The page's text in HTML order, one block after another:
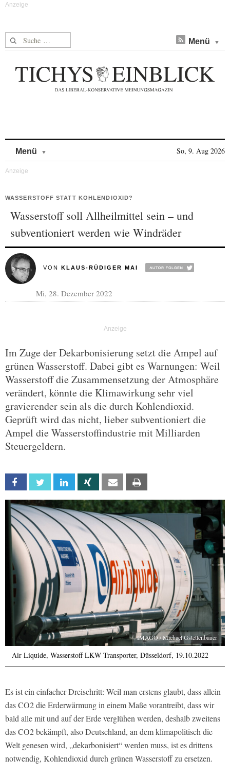
Suche nach: Menü
Menü So, 9. Aug 2026
WASSERSTOFF STATT KOHLENDIOXID?
Wasserstoff soll Allheilmittel sein – und
subventioniert werden wie Windräder
VON KLAUS-RÜDIGER MAI
Mi, 28. Dezember 2022
Im Zuge der Dekarbonisierung setzt die Ampel auf
grünen Wasserstoff. Dabei gibt es Warnungen: Weil
Wasserstoff die Zusammensetzung der Atmosphäre
verändert, könnte die Klimawirkung sehr viel
gravierender sein als die durch Kohlendioxid.
Geprüft wird das nicht, lieber subventioniert die
Ampel die Wasserstoffindustrie mit Milliarden
Steuergeldern.
Facebook Twitter Linkedin Xing Email
IMAGO / Michael Gstettenbauer
Air Liquide, Wasserstoff LKW Transporter, Düsseldorf, 19.10.2022
Es ist ein einfacher Dreischritt: Weil man erstens glaubt, dass allein
das CO2 die Erderwärmung in einem Maße vorantreibt, dass wir
bald alle mit und auf der Erde verglühen werden, deshalb zweitens
das CO2 bekämpft, also Deutschland, an dem klimapolitisch die
Welt genesen wird, „dekarbonisiert“ werden muss, ist es drittens
notwendig, Kohlendioxid durch grünen Wasserstoff zu ersetzen.